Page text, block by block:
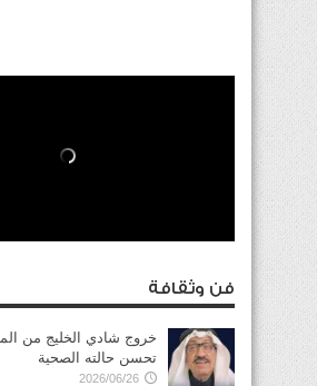
فن وثقافة
خروج شادي الخليج من
تحسن حالته الصحية
2026/06/26